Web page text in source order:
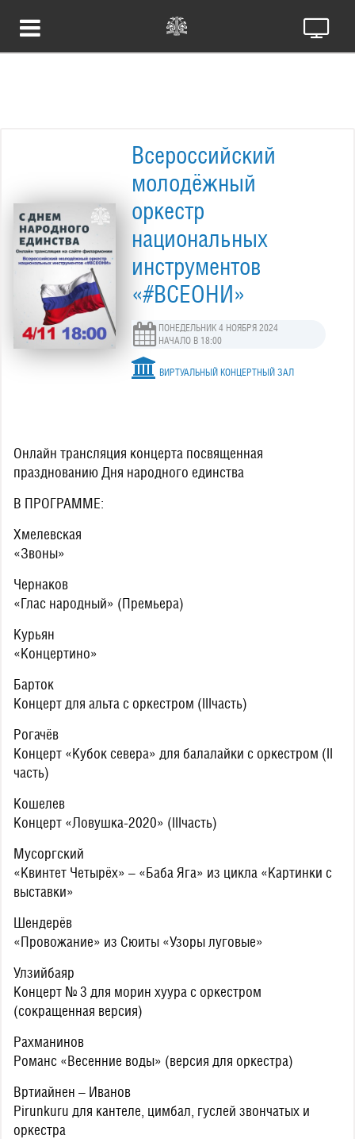
Всероссийский
молодёжный
оркестр
национальных
инструментов
«#ВСЕОНИ»
ПОНЕДЕЛЬНИК 4 НОЯБРЯ 2024
НАЧАЛО В 18:00
ВИРТУАЛЬНЫЙ КОНЦЕРТНЫЙ ЗАЛ
Онлайн трансляция концерта посвященная
празднованию Дня народного единства
В ПРОГРАММЕ:
Хмелевская
«Звоны»
Чернаков
«Глас народный» (Премьера)
Курьян
«Концертино»
Барток
Концерт для альта с оркестром (IIIчасть)
Рогачёв
Концерт «Кубок севера» для балалайки с оркестром (II
часть)
Кошелев
Концерт «Ловушка-2020» (IIIчасть)
Мусоргский
«Квинтет Четырёх» – «Баба Яга» из цикла «Картинки с
выставки»
Шендерёв
«Провожание» из Сюиты «Узоры луговые»
Улзийбаяр
Концерт № 3 для морин хуура с оркестром
(сокращенная версия)
Рахманинов
Романс «Весенние воды» (версия для оркестра)
Вртиайнен – Иванов
Pirunkuru для кантеле, цимбал, гуслей звончатых и
оркестра